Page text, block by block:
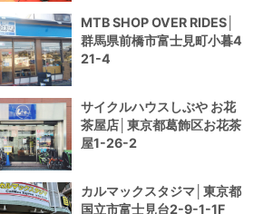
MTB SHOP OVER RIDES│
群馬県前橋市富士見町小暮4
21-4
サイクルハウスしぶや お花
茶屋店│東京都葛飾区お花茶
屋1-26-2
カルマックスタジマ│東京都
国立市富士見台2-9-1-1F